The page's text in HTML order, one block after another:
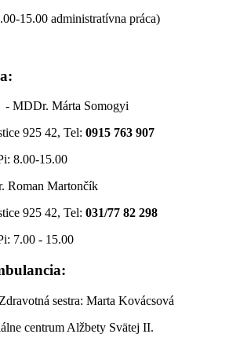
15.00 administratívna práca)
- MDDr. Márta Somogyi
925 42, Tel: 0915 763 907
8.00-15.00
Roman Martončík
925 42, Tel: 031/77 82 298
7.00 - 15.00
Zdravotná sestra: Marta Kovácsová
centrum Alžbety Svätej II.